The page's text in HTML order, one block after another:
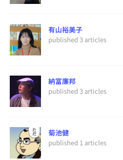
有山裕美子
published 3 articles
納富廉邦
published 3 articles
菊池健
published 1 articles